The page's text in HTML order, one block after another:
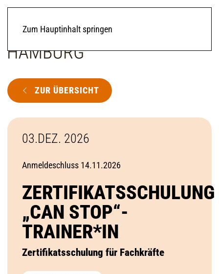
Zum Hauptinhalt springen
ZUR ÜBERSICHT
03.DEZ. 2026
Anmeldeschluss 14.11.2026
ZERTIFIKATSSCHULUNG
„CAN STOP“-
TRAINER*IN
Zertifikatsschulung für Fachkräfte